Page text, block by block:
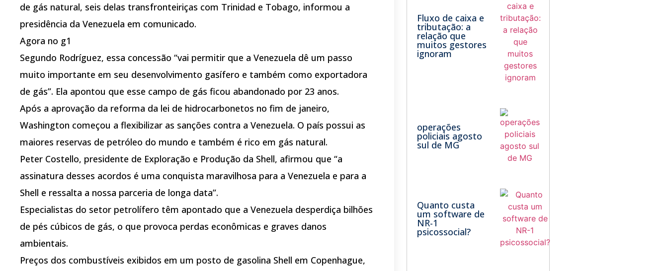
de gás natural, seis delas transfronteiriças com Trinidad e Tobago, informou a
presidência da Venezuela em comunicado.
Agora no g1
Segundo Rodríguez, essa concessão “vai permitir que a Venezuela dê um passo
muito importante em seu desenvolvimento gasífero e também como exportadora
de gás”. Ela apontou que esse campo de gás ficou abandonado por 23 anos.
Após a aprovação da reforma da lei de hidrocarbonetos no fim de janeiro,
Washington começou a flexibilizar as sanções contra a Venezuela. O país possui as
maiores reservas de petróleo do mundo e também é rico em gás natural.
Peter Costello, presidente de Exploração e Produção da Shell, afirmou que “a
assinatura desses acordos é uma conquista maravilhosa para a Venezuela e para a
Shell e ressalta a nossa parceria de longa data”.
Especialistas do setor petrolífero têm apontado que a Venezuela desperdiça bilhões
de pés cúbicos de gás, o que provoca perdas econômicas e graves danos
ambientais.
Preços dos combustíveis exibidos em um posto de gasolina Shell em Copenhague,
Fluxo de caixa e
tributação: a
relação que
muitos gestores
ignoram
operações
policiais agosto
sul de MG
Quanto custa
um software de
NR-1
psicossocial?